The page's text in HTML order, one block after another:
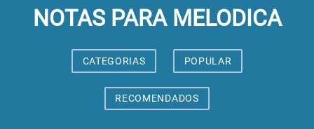
NOTAS PARA MELODICA
CATEGORIAS POPULAR
RECOMENDADOS